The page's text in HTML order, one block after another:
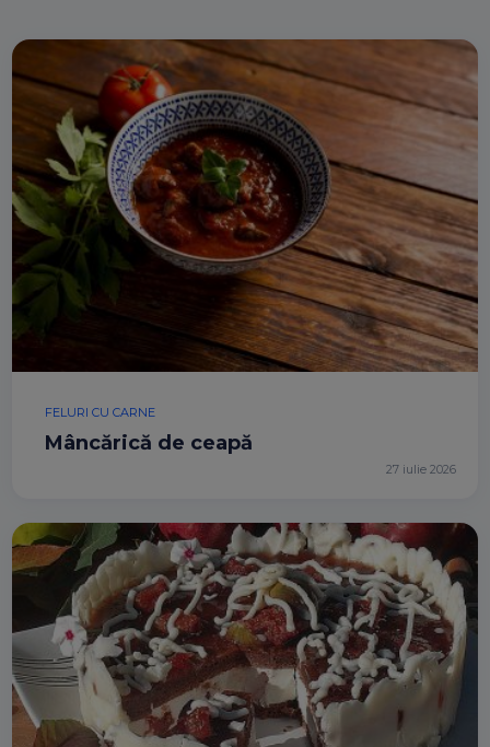
FELURI CU CARNE
Mâncărică de ceapă
27 iulie 2026